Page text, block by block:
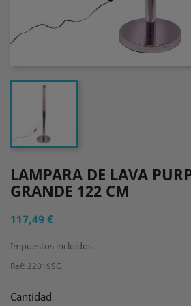
LAMPARA DE LAVA
GRANDE 122 CM
117,49 €
Impuestos incluidos
Ref: 22019SG
Cantidad